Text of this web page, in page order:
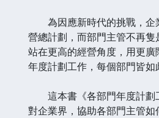
為因應新時代的挑戰，企
營總計劃，而部門主管不再
站在更高的經營角度，用更
年度計劃工作，每個部門皆如
這本書《各部門年度計劃
對企業界，協助各部門主管如